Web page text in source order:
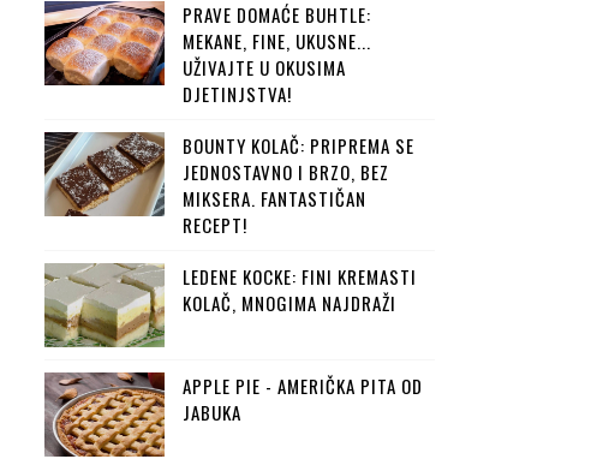
PRAVE DOMAĆE BUHTLE:
MEKANE, FINE, UKUSNE...
UŽIVAJTE U OKUSIMA
DJETINJSTVA!
BOUNTY KOLAČ: PRIPREMA SE
JEDNOSTAVNO I BRZO, BEZ
MIKSERA. FANTASTIČAN
RECEPT!
LEDENE KOCKE: FINI KREMASTI
KOLAČ, MNOGIMA NAJDRAŽI
APPLE PIE - AMERIČKA PITA OD
JABUKA